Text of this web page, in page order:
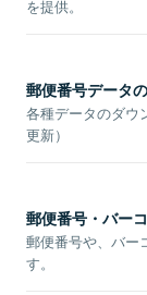
を提供。
郵便番号データ
各種データのダウ
更新）
郵便番号・バー
郵便番号や、バー
す。